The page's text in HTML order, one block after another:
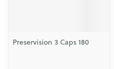
Preservision 3 Caps 180